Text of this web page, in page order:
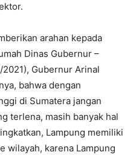
arahan kepada
Dinas Gubernur –
Gubernur Arinal
bahwa dengan
di Sumatera jangan
terlena, masih banyak hal
Lampung memiliki
wilayah, karena Lampung